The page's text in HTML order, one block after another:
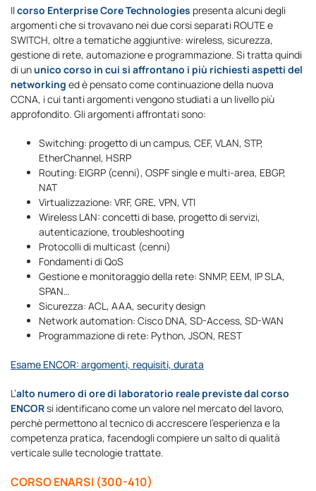
Ilcorso Enterprise Core Technologies presenta alcuni degli
argomenti che si trovavano nei due corsi separati ROUTE e
SWITCH, oltre a tematiche aggiuntive: wireless, sicurezza,
gestione di rete, automazione e programmazione. Si tratta quindi
di ununico corso in cui si affrontano i più richiesti aspetti del
networking ed è pensato come continuazione della nuova
CCNA, i cui tanti argomenti vengono studiati a un livello più
approfondito. Gli argomenti affrontati sono:
Switching: progetto di un campus, CEF, VLAN, STP,
EtherChannel, HSRP
Routing: EIGRP (cenni), OSPF single e multi-area, EBGP,
NAT
Virtualizzazione: VRF, GRE, VPN, VTI
Wireless LAN: concetti di base, progetto di servizi,
autenticazione, troubleshooting
Protocolli di multicast (cenni)
Fondamenti di QoS
Gestione e monitoraggio della rete: SNMP, EEM, IP SLA,
SPAN…
Sicurezza: ACL, AAA, security design
Network automation: Cisco DNA, SD-Access, SD-WAN
Programmazione di rete: Python, JSON, REST
Esame ENCOR: argomenti, requisiti, durata
L’alto numero di ore di laboratorio reale previste dal corso
ENCORsi identificano come un valore nel mercato del lavoro,
perchè permettono al tecnico di accrescere l’esperienza e la
competenza pratica, facendogli compiere un salto di qualità
verticale sulle tecnologie trattate.
CORSO ENARSI (300-410)